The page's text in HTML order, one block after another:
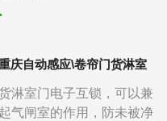
庆自动感应\卷帘门货淋室
淋室门电子互锁，可以兼
起气闸室的作用，防未被净